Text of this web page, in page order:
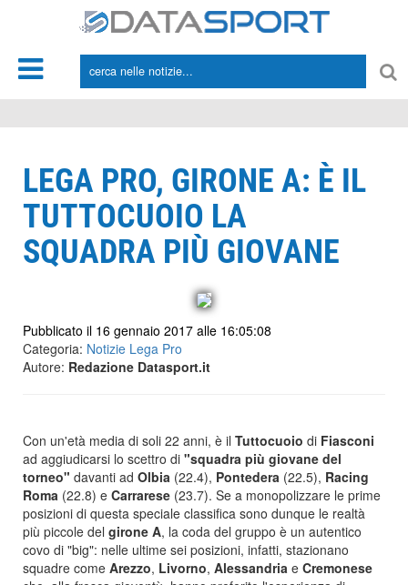
LEGA PRO, GIRONE A: È IL
TUTTOCUOIO LA
SQUADRA PIÙ GIOVANE
Pubblicato il 16 gennaio 2017 alle 16:05:08
Categoria: Notizie Lega Pro
Autore: Redazione Datasport.it
Con un'età media di soli 22 anni, è il Tuttocuoio di Fiasconi
ad aggiudicarsi lo scettro di "squadra più giovane del
torneo" davanti ad Olbia (22.4), Pontedera (22.5), Racing
Roma (22.8) e Carrarese (23.7). Se a monopolizzare le prime
posizioni di questa speciale classifica sono dunque le realtà
più piccole del girone A, la coda del gruppo è un autentico
covo di "big": nelle ultime sei posizioni, infatti, stazionano
squadre come Arezzo, Livorno, Alessandria e Cremonese